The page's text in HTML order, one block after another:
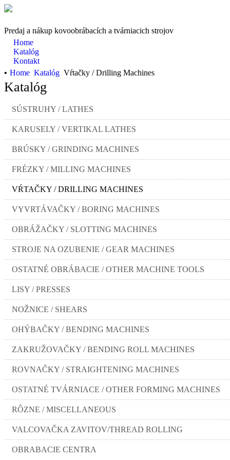
Predaj a nákup kovoobrábacích a tvárniacich strojov
Home
Katalóg
Kontakt
• Home Katalóg Vŕtačky / Drilling Machines
Katalóg
SÚSTRUHY / LATHES
KARUSELY / VERTIKAL LATHES
BRÚSKY / GRINDING MACHINES
FRÉZKY / MILLING MACHINES
VŔTAČKY / DRILLING MACHINES
VYVRTÁVAČKY / BORING MACHINES
OBRÁŽAČKY / SLOTTING MACHINES
STROJE NA OZUBENIE / GEAR MACHINES
OSTATNÉ OBRÁBACIE / OTHER MACHINE TOOLS
LISY / PRESSES
NOŽNICE / SHEARS
OHÝBAČKY / BENDING MACHINES
ZAKRUŽOVAČKY / BENDING ROLL MACHINES
ROVNAČKY / STRAIGHTENING MACHINES
OSTATNÉ TVÁRNIACE / OTHER FORMING MACHINES
RÔZNE / MISCELLANEOUS
VALCOVAČKA ZAVITOV/THREAD ROLLING
OBRABACIE CENTRA